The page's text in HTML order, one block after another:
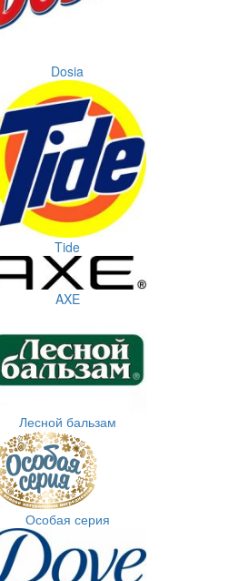
Dosia
Tide
AXE
Лесной бальзам
Особая серия